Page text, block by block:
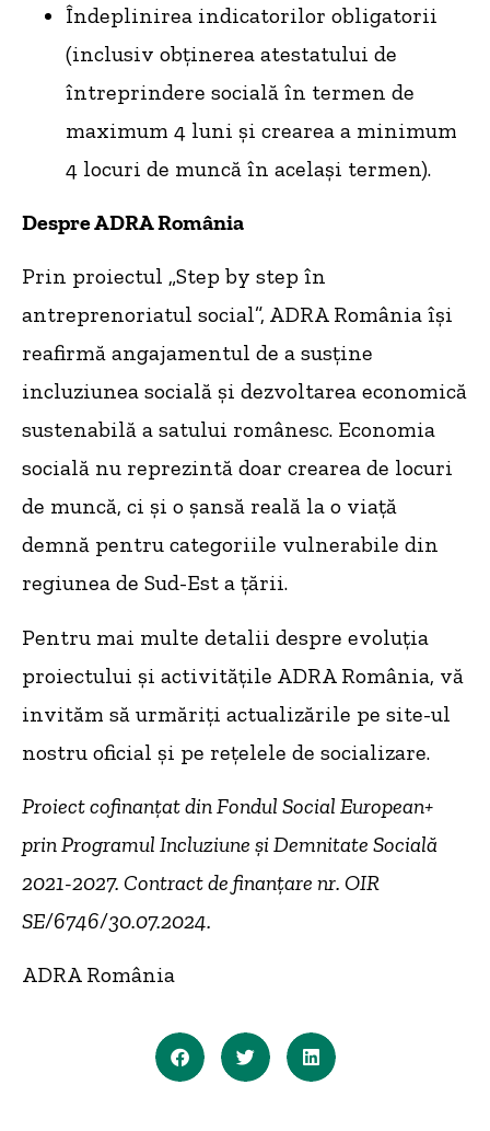
Îndeplinirea indicatorilor obligatorii
(inclusiv obținerea atestatului de
întreprindere socială în termen de
maximum 4 luni și crearea a minimum
4 locuri de muncă în același termen).
Despre ADRA România
Prin proiectul „Step by step în
antreprenoriatul social”, ADRA România își
reafirmă angajamentul de a susține
incluziunea socială și dezvoltarea economică
sustenabilă a satului românesc. Economia
socială nu reprezintă doar crearea de locuri
de muncă, ci și o șansă reală la o viață
demnă pentru categoriile vulnerabile din
regiunea de Sud-Est a țării.
Pentru mai multe detalii despre evoluția
proiectului și activitățile ADRA România, vă
invităm să urmăriți actualizările pe site-ul
nostru oficial și pe rețelele de socializare.
Proiect cofinanțat din Fondul Social European+
prin Programul Incluziune și Demnitate Socială
2021-2027. Contract de finanțare nr. OIR
SE/6746/30.07.2024.
ADRA România